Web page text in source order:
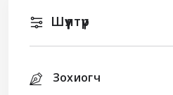
Шүүлтүүр
Зохиогч